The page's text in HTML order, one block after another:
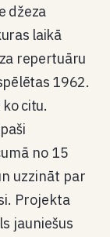
džeza
laikā
repertuāru
1962.
citu.
no 15
uzzināt par
Projekta
jauniešus